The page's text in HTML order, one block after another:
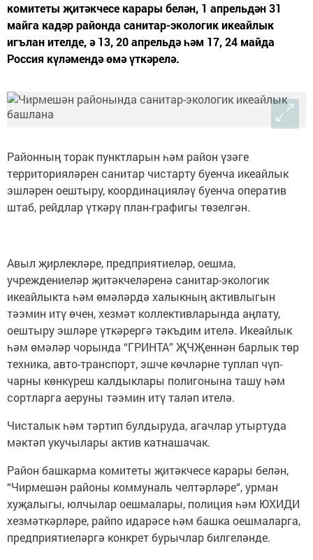
комитеты җитәкчесе карары белән, 1 апрельдән 31
майга кадәр районда санитар-экологик икеайлык
игълан ителде, ә 13, 20 апрельдә һәм 17, 24 майда
Россия күләмендә өмә үткәрелә.
Районның торак пунктларын һәм район үзәге
территорияләрен санитар чистарту буенча икеайлык
эшләрен оештыру, координацияләү буенча оператив
штаб, рейдлар үткәрү план-графигы төзелгән.
Авыл җирлекләре, предприятиеләр, оешма,
учреждениеләр җитәкчеләренә санитар-экологик
икеайлыкта һәм өмәләрдә халыкның активлыгын
тәэмин итү өчен, хезмәт коллективларында аңлату,
оештыру эшләре үткәрергә тәкъдим ителә. Икеайлык
һәм өмәләр чорында “ГРИНТА” ҖЧҖеннән барлык төр
техника, авто-транспорт, эшче көчләрне туплап чүп-
чарны көнкүреш калдыклары полигонына ташу һәм
сортларга аеруны тәэмин итү таләп ителә.
Чисталык һәм тәртип булдыруда, агачлар утыртуда
мәктәп укучылары актив катнашачак.
Район башкарма комитеты җитәкчесе карары белән,
“Чирмешән районы коммуналь челтәрләре“, урман
хуҗалыгы, юлчылар оешмалары, полиция һәм ЮХИДИ
хезмәткәрләре, райпо идарәсе һәм башка оешмаларга,
предприятиеләргә конкрет бурычлар билгеләнде.